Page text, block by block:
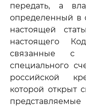
передать, а
определенный в
настоящей
настоящего
связанные с
специального
российской
которой открыт